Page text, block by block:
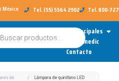
México​ Tel. (55) 5564 2902 Tel. 800-
Categorías Principales
Sobre Redimedic
Contacto
de
/
Lámpara de quirófano LED